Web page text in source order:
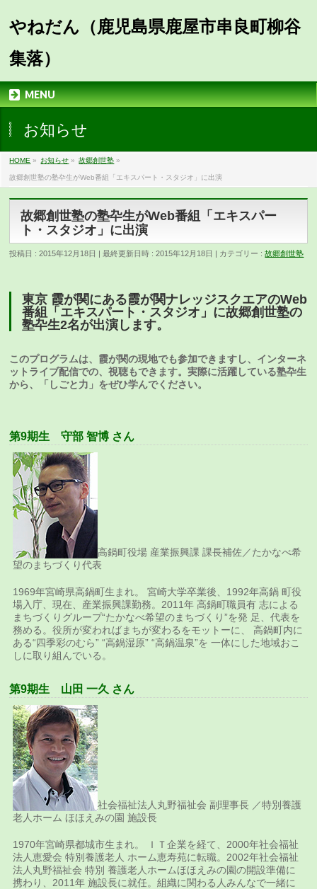
やねだん（鹿児島県鹿屋市串良町柳谷
集落）
MENU
お知らせ
HOME » お知らせ » 故郷創世塾 »
故郷創世塾の塾卆生がWeb番組「エキスパート・スタジオ」に出演
故郷創世塾の塾卆生がWeb番組「エキスパー
ト・スタジオ」に出演
投稿日 : 2015年12月18日 最終更新日時 : 2015年12月18日 カテゴリー :故郷創世塾
東京 霞が関にある霞が関ナレッジスクエアのWeb
番組「エキスパート・スタジオ」に故郷創世塾の
塾卆生2名が出演します。
このプログラムは、霞が関の現地でも参加できますし、インターネ
ットライブ配信での、視聴もできます。実際に活躍している塾卆生
から、「しごと力」をぜひ学んでください。
第9期生 守部 智博 さん
高鍋町役場 産業振興課 課長補佐／たかなべ希
望のまちづくり代表
1969年宮崎県高鍋町生まれ。 宮崎大学卒業後、1992年高鍋 町役
場入庁、現在、産業振興課勤務。2011年 高鍋町職員有 志による
まちづくりグループ“たかなべ希望のまちづくり”を発 足、代表を
務める。役所が変わればまちが変わるをモットーに、 高鍋町内に
ある“四季彩のむら” “高鍋湿原” “高鍋温泉”を 一体にした地域おこ
しに取り組んでいる。
第9期生 山田 一久 さん
社会福祉法人丸野福祉会 副理事長 ／特別養護
老人ホーム ほほえみの園 施設長
1970年宮崎県都城市生まれ。 ＩＴ企業を経て、2000年社会福祉
法人恵愛会 特別養護老人 ホーム恵寿苑に転職。2002年社会福祉
法人丸野福祉会 特別 養護老人ホームほほえみの園の開設準備に
携わり、2011年 施設長に就任。組織に関わる人みんなで一緒に